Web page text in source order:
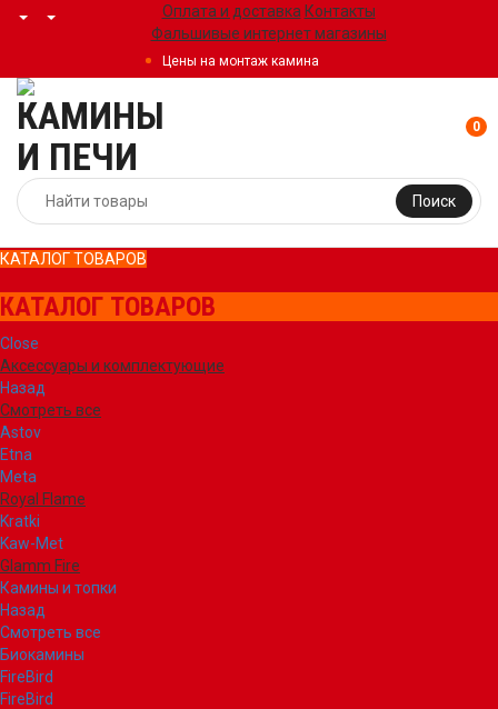
Оплата и доставка Контакты
Фальшивые интернет магазины
Цены на монтаж камина
Поиск
0
КАТАЛОГ ТОВАРОВ
КАТАЛОГ ТОВАРОВ
Close
Аксессуары и комплектующие
Назад
Смотреть все
Astov
Etna
Meta
Royal Flame
Kratki
Kaw-Met
Glamm Fire
Камины и топки
Назад
Смотреть все
Биокамины
FireBird
FireBird